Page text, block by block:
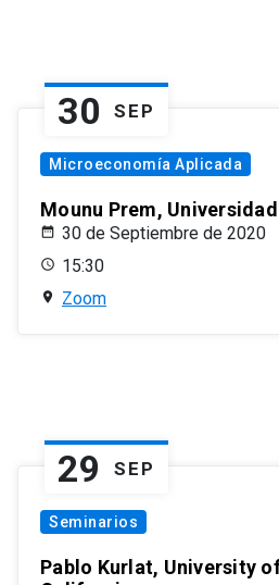
30 SEP
Microeconomía Aplicada
Mounu Prem,
30 de Septiembre de 2020
15:30
Zoom
29 SEP
Seminarios
Pablo Kurlat, University